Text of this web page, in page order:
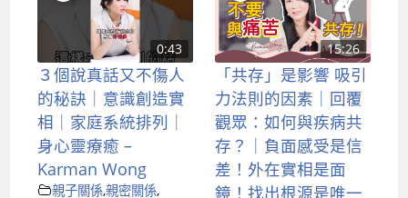
0:43
３個說真話又不傷人
的秘訣｜意識創造實
相｜家庭系統排列｜
身心靈療癒 –
Karman Wong
親子關係,親密關係,
15:26
「共存」是影響 吸引
力法則的因素｜回覆
觀眾：如何與疾病共
存？｜負面感受是信
差！外在實相是面
鏡！找出根源是唯一